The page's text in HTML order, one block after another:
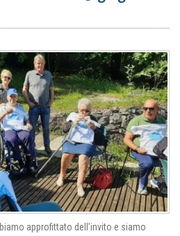
approfittato dell’invito e siamo